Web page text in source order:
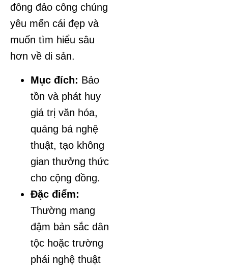
đông đảo công chúng
yêu mến cái đẹp và
muốn tìm hiểu sâu
hơn về di sản.
Mục đích: Bảo
tồn và phát huy
giá trị văn hóa,
quảng bá nghệ
thuật, tạo không
gian thưởng thức
cho cộng đồng.
Đặc điểm:
Thường mang
đậm bản sắc dân
tộc hoặc trường
phái nghệ thuật